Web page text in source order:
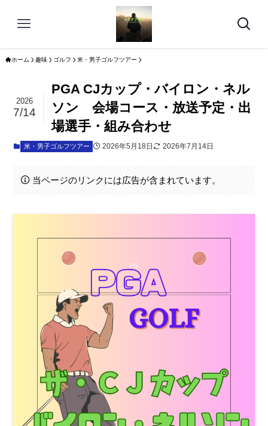
ホーム 趣味 ゴルフ 米・男子ゴルフツアー
PGA CJカップ・バイロン・ネル
ソン 会場コース・放送予定・出
場選手・組み合わせ
2026
7/14
米・男子ゴルフツアー 2026年5月18日 2026年7月14日
当ページのリンクには広告が含まれています。